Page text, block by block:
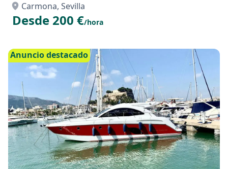
Carmona, Sevilla
Desde 200 €/hora
Anuncio destacado